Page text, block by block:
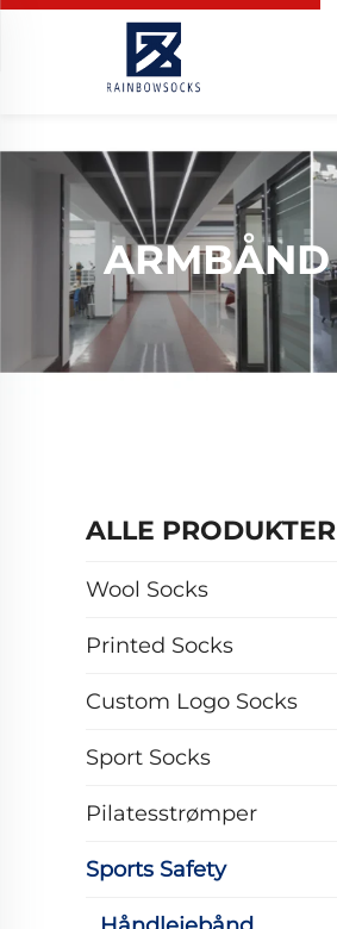
ARMBÅND
ALLE PRODUKTER
Wool Socks
Printed Socks
Custom Logo Socks
Sport Socks
Pilatesstrømper
Sports Safety